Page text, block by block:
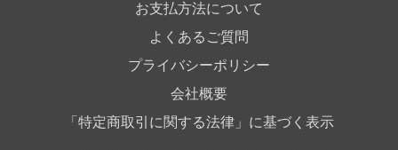
お支払方法について
よくあるご質問
プライバシーポリシー
会社概要
「特定商取引に関する法律」に基づく表示